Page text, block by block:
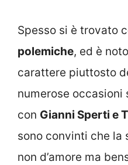
Spesso si è trovato
polemiche, ed è
carattere piuttosto
numerose occasioni
con Gianni Sperti e
sono convinti che la
non d’amore ma